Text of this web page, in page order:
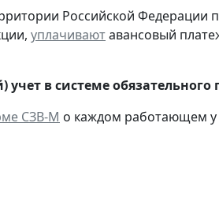
Российской Федерации
уплачиваютавансовый
в системе обязательного
СЗВ-М о каждом работающем у